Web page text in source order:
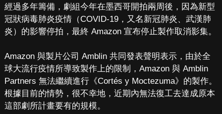
經過多年籌備，劇組今年在墨西哥開拍兩周後，因為新型
冠狀病毒肺炎疫情（COVID-19，又名新冠肺炎、武漢肺
炎）的影響停拍，最終 Amazon 宣布停止製作取消影集。
Amazon 與製片公司 Amblin 共同發表聲明表示，由於全
球大流行疫情所導致製作上的限制，Amazon 與 Amblin
Partners 無法繼續進行《Cortés y Moctezuma》的製作。
根據目前的情勢，很不幸地，近期內無法復工去達成原本
這部劇所計畫要有的規模。